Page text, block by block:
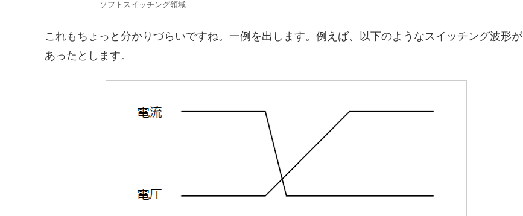
ソフトスイッチング領域
これもちょっと分かりづらいですね。一例を出します。例えば、以下のようなスイッチング波形が
あったとします。